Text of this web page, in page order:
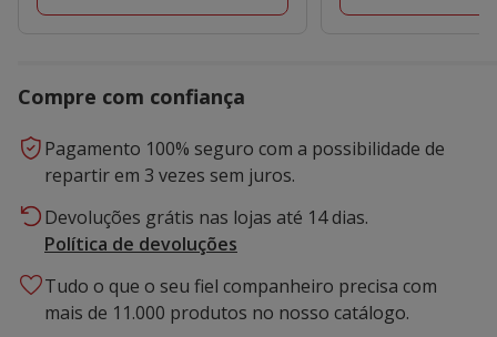
Compre com confiança
Pagamento 100% seguro com a possibilidade de
repartir em 3 vezes sem juros.
Devoluções grátis nas lojas até 14 dias.
Política de devoluções
Tudo o que o seu fiel companheiro precisa com
mais de 11.000 produtos no nosso catálogo.